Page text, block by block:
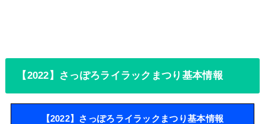
【2022】さっぽろライラックまつり基本情報
【2022】さっぽろライラックまつり基本情報